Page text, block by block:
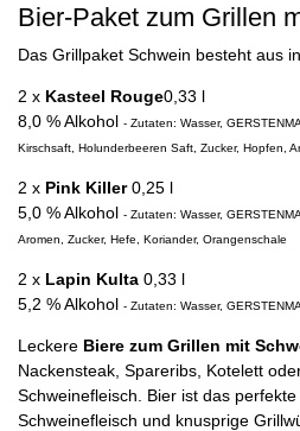
Bier-Paket zum Grillen
Das Grillpaket Schwein besteht aus
2 x Kasteel Rouge0,33 l
8,0 % Alkohol - Zutaten: Wasser,
Kirschsaft, Holunderbeeren Saft, Zucker, Hopfen,
2 x Pink Killer 0,25 l
5,0 % Alkohol - Zutaten: Wasser,
Aromen, Zucker, Hefe, Koriander, Orangenschale
2 x Lapin Kulta 0,33 l
5,2 % Alkohol - Zutaten: Wasser,
Leckere Biere zum Grillen mit
Nackensteak, Spareribs, Kotelett
Schweinefleisch. Bier ist das
Schweinefleisch und knusprige